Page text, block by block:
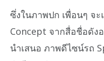
ซึ่งในภาพปก เพื่อนๆ จ
Concept จากสื่อชื่อดัง
นำเสนอ ภาพดีไซน์รถ